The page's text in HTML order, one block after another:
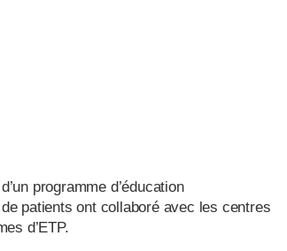
programme d’éducation
patients ont collaboré avec les centres
d’ETP.